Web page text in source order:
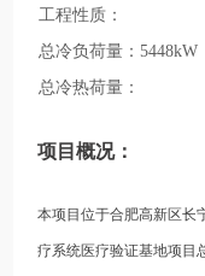
工程性质：
总冷负荷量：5448kW
总冷热荷量：
项目概况：
本项目位于合肥高新区长
疗系统医疗验证基地项目